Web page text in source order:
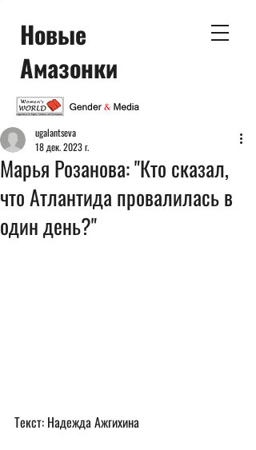
Новые
Амазонки
Марья Розанова: "Кто сказал,
что Атлантида провалилась в
один день?"
ugalantseva
18 дек. 2023 г.
Текст: Надежда Ажгихина